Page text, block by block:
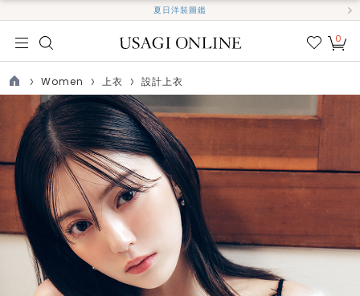
夏日洋裝圖鑑
我的
0
TOP
Women 上衣 設計上衣